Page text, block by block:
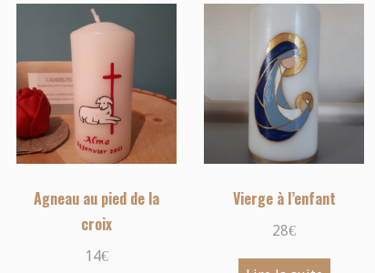
Agneau au pied de la
croix
14€
Vierge à l’enfant
28€